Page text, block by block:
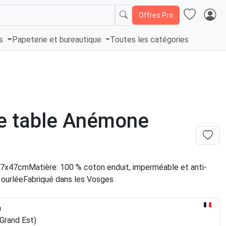
Offres Pro
Papeterie et bureautique Toutes les catégories
table Anémone
100 % coton enduit, imperméable et anti-
dans les Vosges
Est)